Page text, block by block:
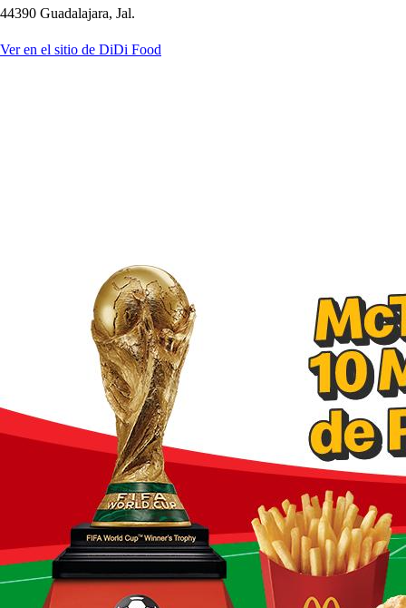
44390 Guadalajara, Jal.
Ver en el sitio de DiDi Food